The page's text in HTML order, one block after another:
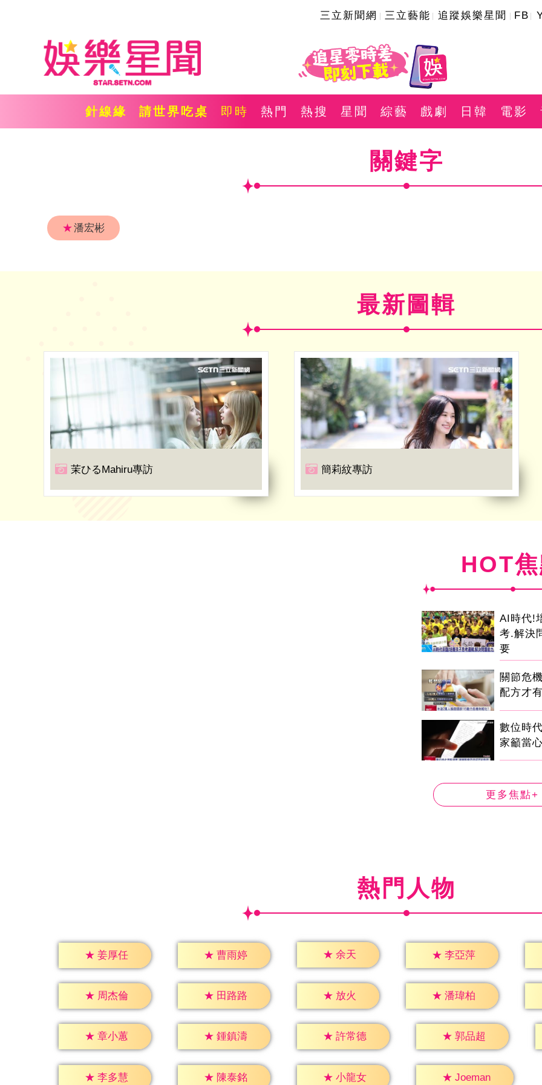
三立新聞網 三立藝能 追蹤娛樂星聞 FB
針線緣 請世界吃桌 即時 熱門 熱搜 星聞 綜藝 戲劇 日韓 電影
關鍵字
★潘宏彬
最新圖輯
茉ひるMahiru專訪 簡莉紋專訪
HOT
AI時代!
考.解決
要
關節危
配方才
數位時
家籲當
更多焦點+
熱門人物
★ 姜厚任 ★ 曹雨婷 ★ 余天 ★ 李亞萍
★ 周杰倫 ★ 田路路 ★ 放火 ★ 潘瑋柏
★ 章小蕙 ★ 鍾鎮濤 ★ 許常德 ★ 郭品超
★ 李多慧 ★ 陳泰銘 ★ 小龍女 ★ Joeman